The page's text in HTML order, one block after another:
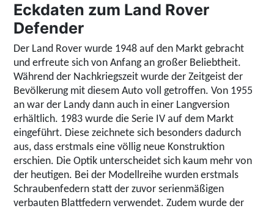
Eckdaten zum Land Rover
Defender
Der Land Rover wurde 1948 auf den Markt gebracht
und erfreute sich von Anfang an großer Beliebtheit.
Während der Nachkriegszeit wurde der Zeitgeist der
Bevölkerung mit diesem Auto voll getroffen. Von 1955
an war der Landy dann auch in einer Langversion
erhältlich. 1983 wurde die Serie IV auf dem Markt
eingeführt. Diese zeichnete sich besonders dadurch
aus, dass erstmals eine völlig neue Konstruktion
erschien. Die Optik unterscheidet sich kaum mehr von
der heutigen. Bei der Modellreihe wurden erstmals
Schraubenfedern statt der zuvor serienmäßigen
verbauten Blattfedern verwendet. Zudem wurde der